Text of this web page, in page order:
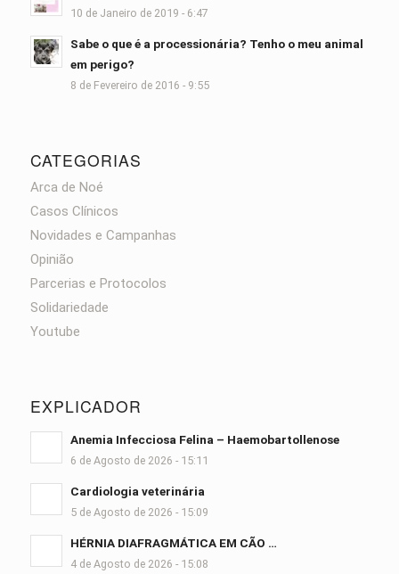
10 de Janeiro de 2019 - 6:47
Sabe o que é a processionária? Tenho o meu animal
em perigo?
8 de Fevereiro de 2016 - 9:55
CATEGORIAS
Arca de Noé
Casos Clínicos
Novidades e Campanhas
Opinião
Parcerias e Protocolos
Solidariedade
Youtube
EXPLICADOR
Anemia Infecciosa Felina – Haemobartollenose
6 de Agosto de 2026 - 15:11
Cardiologia veterinária
5 de Agosto de 2026 - 15:09
HÉRNIA DIAFRAGMÁTICA EM CÃO …
4 de Agosto de 2026 - 15:08